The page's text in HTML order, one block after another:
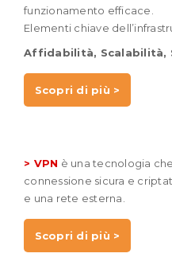
funzionamento efficace.
Elementi chiave
Affidabilità, Scalabilità,
Scopri di più >
> VPN è una tecnologia
connessione sicura e
e una rete esterna.
Scopri di più >